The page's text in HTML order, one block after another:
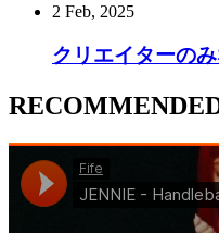
2 Feb, 2025
クリエイターの